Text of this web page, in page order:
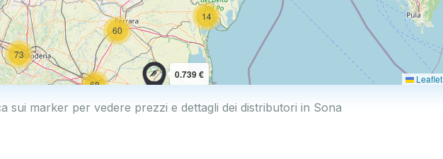
14
73
68
60
0.769 €
0.739 € Leaflet
sui marker per vedere prezzi e dettagli dei distributori in Sona